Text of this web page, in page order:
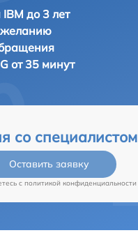
до 3 лет
желанию
от 35 минут
со специалистом
Оставить заявку
c политикой конфиденциальности